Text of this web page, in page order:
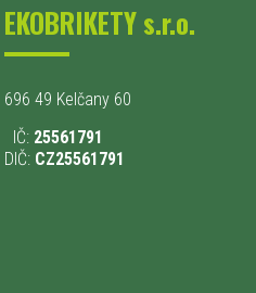
EKOBRIKETY s.r.o.
696 49 Kelčany 60
IČ: 25561791
DIČ: CZ25561791